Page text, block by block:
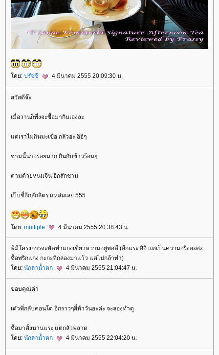
ดย: ปรัซซี่ 4 มีนาคม 2555 20:09:30 น.
สวัสดีจ๊ะ
เมื่อวานก็พึ่งจะซื้อมากินเองละ
ต่เราไม่กินมะเขือ กลัวอะ อิอิๆ
ชามนี้น่าอร่อยมาก กินกับข้าวร้อนๆ
ตามด้วยหนมจีน อีกสักชาม
เป๊บซี่อีกสักลิตร แหล่มเลย 555
ดย: multiple 4 มีนาคม 2555 20:38:43 น.
พี่มีโครงการจะหัดทำแกงเขียวหวานอยู่พอดี (อีกแระ อิอิ แต่เป็นความจริงอะค่ะ
ซื้อพริกแกง กะกะทิกล่องมาแว้ว แต่ไม่กล้าทำ)
ดย: นักล่าน้ำตก 4 มีนาคม 2555 21:04:47 น.
ขอบคุณค่า
เด๋วพี่กลับคอนโด อีกราวๆสี่ห้าวันอะค่ะ จะลองทำดู
ซื้อมาตั้งนานแระ แต่กลัวพลาด
ดย: นักล่าน้ำตก 4 มีนาคม 2555 22:04:20 น.